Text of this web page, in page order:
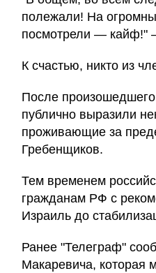
полежали! На
посмотрели — кайф!"
К счастью, никто из
После
публично выразили
проживающие за
Гребенщиков.
Тем временем
гражданам РФ с
Израиль до
Ранее "Телеграф"
Макаревича, которая